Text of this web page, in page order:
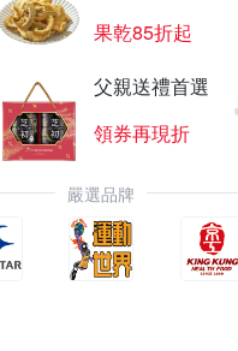
果乾85折起
父親送禮首選
領券再現折
嚴選品牌